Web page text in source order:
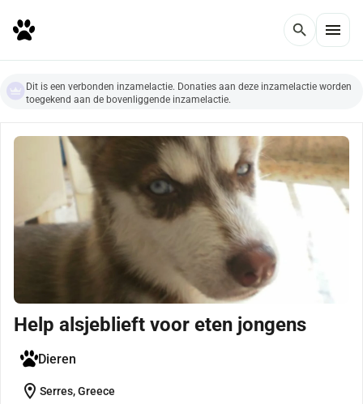
search menu
Dit is een verbonden inzamelactie. Donaties aan deze inzamelactie worden
toegekend aan de bovenliggende inzamelactie.
Help alsjeblieft voor eten jongens
Dieren
location_on Serres, Greece